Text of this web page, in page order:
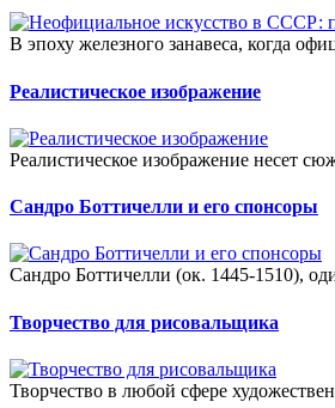
В эпоху железного занавеса, когда
Реалистическое изображение
Реалистическое изображение несет
Сандро Боттичелли и его спонсоры
Сандро Боттичелли (ок. 1445-1510),
Творчество для рисовальщика
Творчество в любой сфере